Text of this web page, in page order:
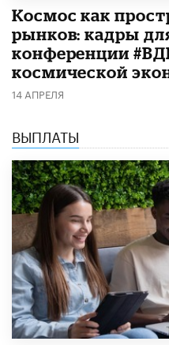
Космос как
рынков: кадры
конференции
космической
14 АПРЕЛЯ
ВЫПЛАТЫ